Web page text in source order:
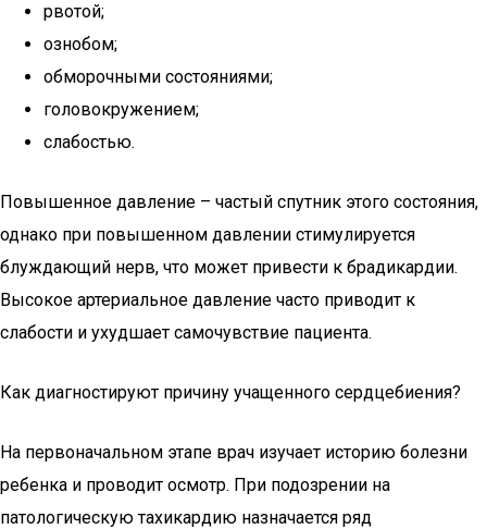
рвотой;
ознобом;
обморочными состояниями;
головокружением;
слабостью.
Повышенное давление – частый спутник этого состояния,
однако при повышенном давлении стимулируется
блуждающий нерв, что может привести к брадикардии.
Высокое артериальное давление часто приводит к
слабости и ухудшает самочувствие пациента.
Как диагностируют причину учащенного сердцебиения?
На первоначальном этапе врач изучает историю болезни
ребенка и проводит осмотр. При подозрении на
патологическую тахикардию назначается ряд